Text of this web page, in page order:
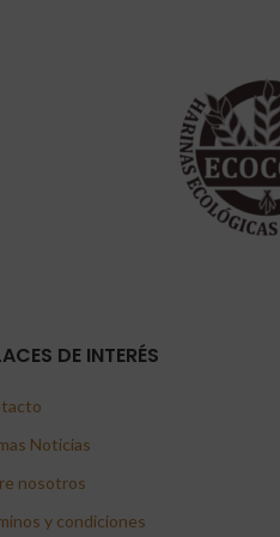
DE INTERÉS
Noticias
nosotros
y condiciones